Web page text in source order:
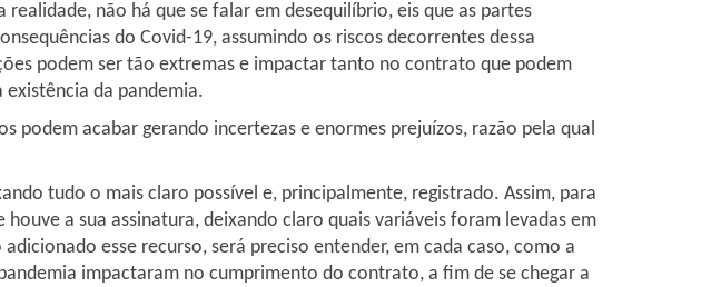
não há que se falar em desequilíbrio, eis que as partes
do Covid-19, assumindo os riscos decorrentes dessa
podem ser tão extremas e impactar tanto no contrato que podem
existência da pandemia.
podem acabar gerando incertezas e enormes prejuízos, razão pela qual
tudo o mais claro possível e, principalmente, registrado. Assim, para
a sua assinatura, deixando claro quais variáveis foram levadas em
esse recurso, será preciso entender, em cada caso, como a
impactaram no cumprimento do contrato, a fim de se chegar a